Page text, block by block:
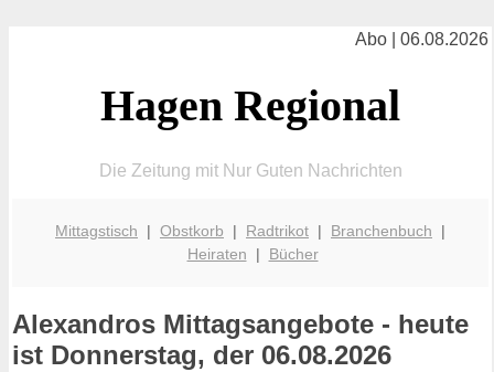
Abo | 06.08.2026
Hagen Regional
Die Zeitung mit Nur Guten Nachrichten
Mittagstisch | Obstkorb | Radtrikot | Branchenbuch |
Heiraten | Bücher
Alexandros Mittagsangebote - heute
ist Donnerstag, der 06.08.2026